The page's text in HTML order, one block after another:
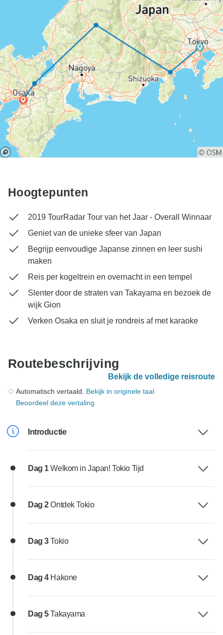
Hoogtepunten
2019 TourRadar Tour van het Jaar - Overall Winnaar
Geniet van de unieke sfeer van Japan
Begrijp eenvoudige Japanse zinnen en leer sushi
maken
Reis per kogeltrein en overnacht in een tempel
Slenter door de straten van Takayama en bezoek de
wijk Gion
Verken Osaka en sluit je rondreis af met karaoke
Routebeschrijving
Bekijk de volledige reisroute
Automatisch vertaald. Bekijk in originele taal
Beoordeel deze vertaling
Introductie
Dag 1Welkom in Japan! Tokio Tijd
Dag 2Ontdek Tokio
Dag 3Tokio
Dag 4 Hakone
Dag 5Takayama